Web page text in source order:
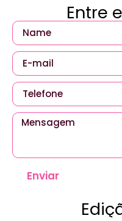
Entre
Enviar